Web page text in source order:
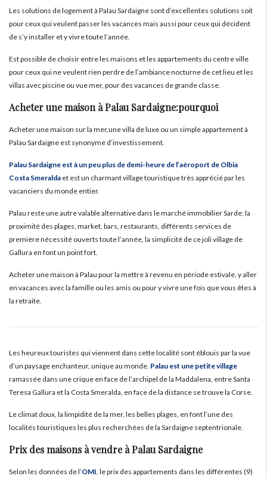
Les solutions de logement à Palau Sardaigne sont d’excellentes solutions soit
pour ceux qui veulent passer les vacances mais aussi pour ceux qui décident
de s’y installer et y vivre toute l’année.
Est possible de choisir entre les maisons et les appartements du centre ville
pour ceux qui ne veulent rien perdre de l’ambiance nocturne de cet lieu et les
villas avec piscine ou vue mer, pour des vacances de grande classe.
Acheter une maison à Palau Sardaigne:pourquoi
Acheter une maison sur la mer,une villa de luxe ou un simple appartement à
Palau Sardaigne est synonyme d’investissement.
Palau Sardaigne est à un peu plus de demi-heure de l’aéroport de Olbia
Costa Smeralda et est un charmant village touristique très apprécié par les
vacanciers du monde entier.
Palau reste une autre valable alternative dans le marché immobilier Sarde; la
proximité des plages, market, bars, restaurants, différents services de
première nécessité ouverts toute l’année, la simplicité de ce joli village de
Gallura en font un point fort.
Acheter une maison à Palau pour la mettre à revenu en période estivale, y aller
en vacances avec la famille ou les amis ou pour y vivre une fois que vous êtes à
la retraite.
Les heureux touristes qui viennent dans cette localité sont éblouis par la vue
d’un paysage enchanteur, unique au monde. Palau est une petite village
ramassée dans une crique en face de l’archipel de la Maddalena, entre Santa
Teresa Gallura et la Costa Smeralda, en face de la distance se trouve la Corse.
Le climat doux, la limpidité de la mer, les belles plages, en font l’une des
localités touristiques les plus recherchées de la Sardaigne septentrionale.
Prix des maisons à vendre à Palau Sardaigne
Selon les données de l’OMI , le prix des appartements dans les différentes (9)